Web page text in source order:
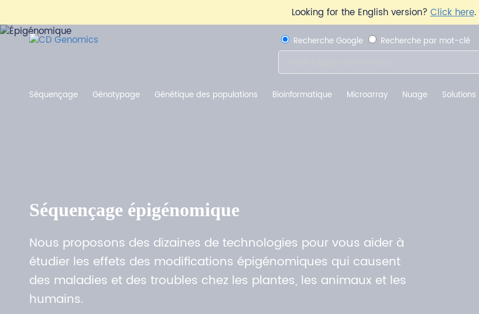
Looking for the English version?Click here.
Recherche Google Recherche par mot-clé
Séquençage Génotypage Génétique des populations Bioinformatique Microarray Nuage Solutions
Séquençage épigénomique
Nous proposons des dizaines de technologies pour vous aider à
étudier les effets des modifications épigénomiques qui causent
des maladies et des troubles chez les plantes, les animaux et les
humains.